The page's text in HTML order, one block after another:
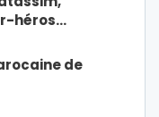
héros…
de